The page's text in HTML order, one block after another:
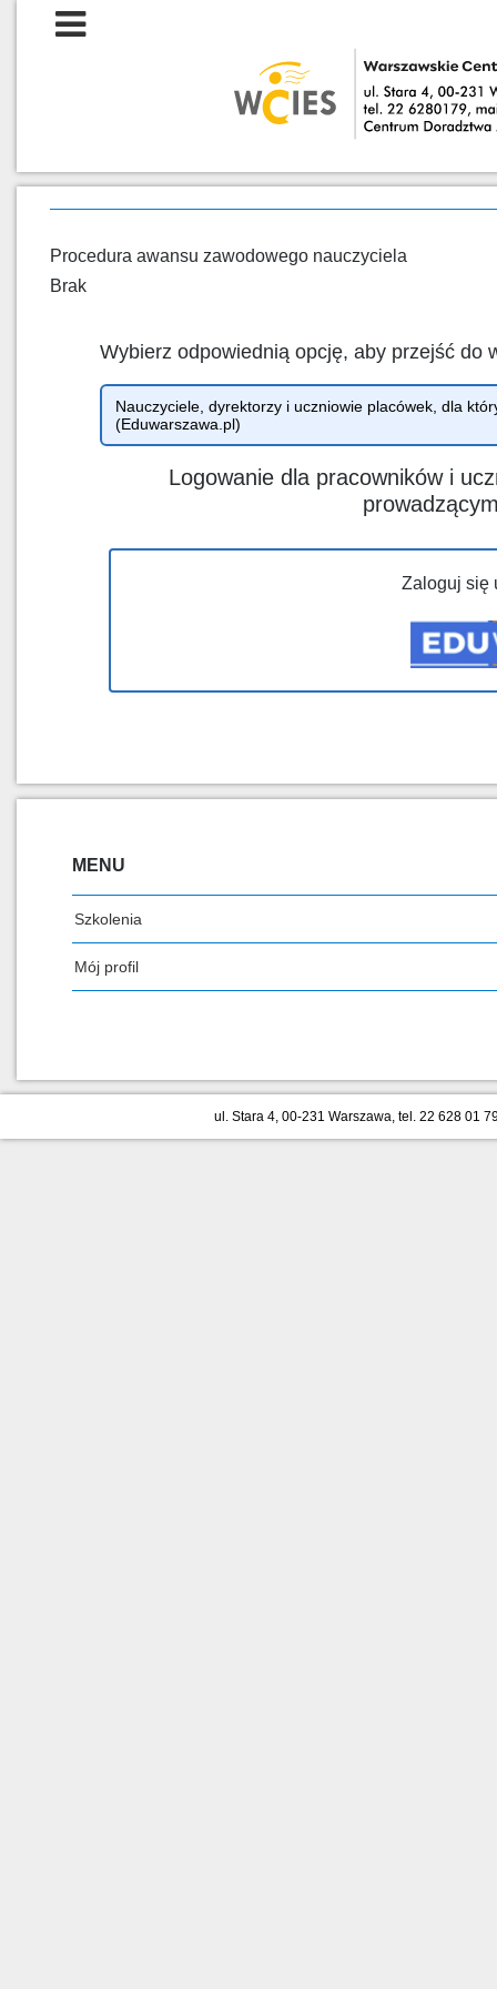
Procedura awansu zawodowego nauczyciela
Brak
Wybierz odpowiednią opcję, aby przejść do
Nauczyciele, dyrektorzy i uczniowie placówek, dla
(Eduwarszawa.pl)
Logowanie dla pracowników i
Zaloguj się
MENU
Szkolenia
Mój profil
ul. Stara 4, 00-231 Warszawa, tel. 22 628 01